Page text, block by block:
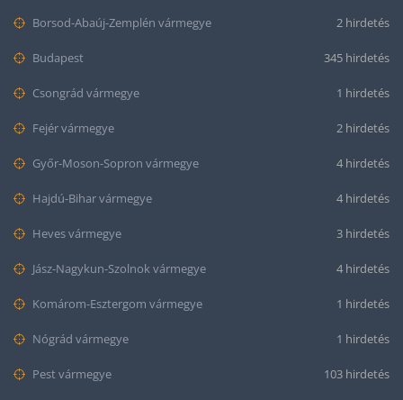
Borsod-Abaúj-Zemplén vármegye 2 hirdetés
Budapest 345 hirdetés
Csongrád vármegye 1 hirdetés
Fejér vármegye 2 hirdetés
Győr-Moson-Sopron vármegye 4 hirdetés
Hajdú-Bihar vármegye 4 hirdetés
Heves vármegye 3 hirdetés
Jász-Nagykun-Szolnok vármegye 4 hirdetés
Komárom-Esztergom vármegye 1 hirdetés
Nógrád vármegye 1 hirdetés
Pest vármegye 103 hirdetés